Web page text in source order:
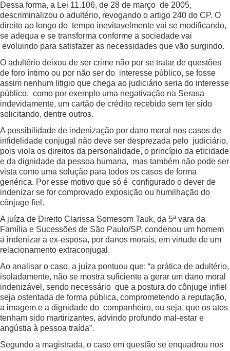
Dessa forma, a Lei 11.106, de 28 de março de 2005,
descriminalizou o adultério, revogando o artigo 240 do CP. O
direito ao longo do tempo inevitavelmente vai se modificando,
se adequa e se transforma conforme a sociedade vai
evoluindo para satisfazer as necessidades que vão surgindo.
O adultério deixou de ser crime não por se tratar de questões
de foro íntimo ou por não ser do interesse público, se fosse
assim nenhum litigio que chega ao judiciário seria do interesse
público, como por exemplo uma negativação na Serasa
indevidamente, um cartão de crédito recebido sem ter sido
solicitando, dentre outros.
A possibilidade de indenização por dano moral nos casos de
infidelidade conjugal não deve ser desprezada pelo judiciário,
pois viola os direitos da personalidade, o princípio da eticidade
e da dignidade da pessoa humana, mas também não pode ser
vista como uma solução para todos os casos de forma
genérica. Por esse motivo que só é configurado o dever de
indenizar se for comprovado exposição ou humilhação do
cônjuge fiel.
A juíza de Direito Clarissa Somesom Tauk, da 5ª vara da
Família e Sucessões de São Paulo/SP, condenou um homem
a indenizar a ex-esposa, por danos morais, em virtude de um
relacionamento extraconjugal.
Ao analisar o caso, a juíza pontuou que: “a prática de adultério,
isoladamente, não se mostra suficiente a gerar um dano moral
indenizável, sendo necessário que a postura do cônjuge infiel
seja ostentada de forma pública, comprometendo a reputação,
a imagem e a dignidade do companheiro, ou seja, que os atos
tenham sido martirizantes, advindo profundo mal-estar e
angústia à pessoa traída”.
Segundo a magistrada, o caso em questão se enquadrou nos